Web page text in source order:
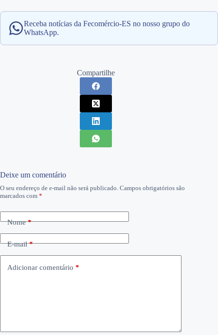
Receba notícias da Fecomércio-ES no nosso grupo do
WhatsApp.
Compartilhe
Deixe um comentário
O seu endereço de e-mail não será publicado. Campos obrigatórios são
marcados com *
Nome*
E-mail*
Adicionar comentário *